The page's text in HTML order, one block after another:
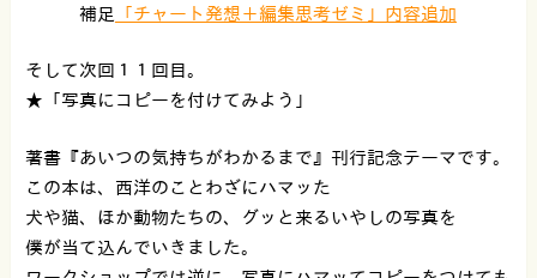
補足
「チャート発想＋編集思考ゼミ」内容追加
そして次回１１回目。
★「写真にコピーを付けてみよう」
著書『あいつの気持ちがわかるまで』刊行記念テーマです。
この本は、西洋のことわざにハマッた
犬や猫、ほか動物たちの、グッと来るいやしの写真を
僕が当て込んでいきました。